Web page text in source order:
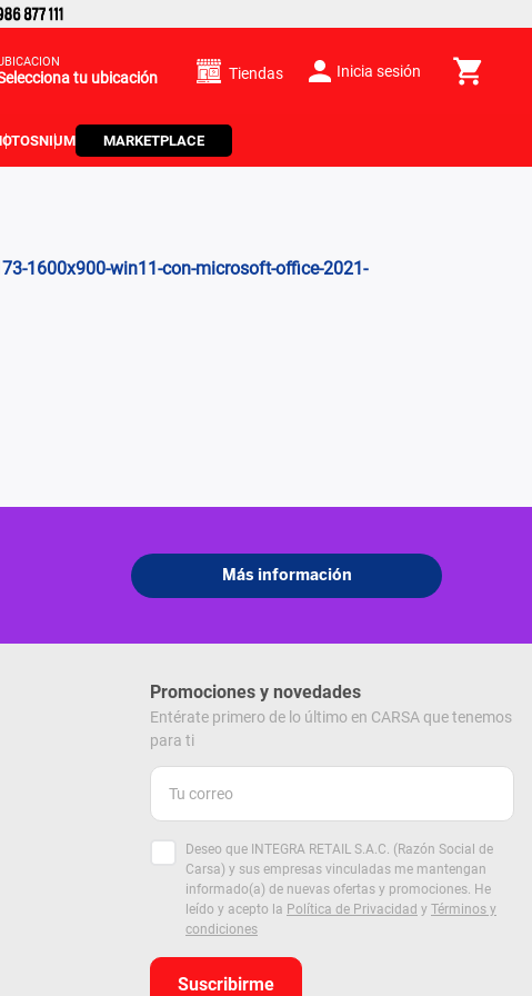
tu ubicación Tiendas Inicia sesión
NIUM MARKETPLACE
1600x900-win11-con-microsoft-office-2021-
Promociones y novedades
Entérate primero de lo último en CARSA que tenemos
para ti
Deseo que INTEGRA RETAIL S.A.C. (Razón Social de
Carsa) y sus empresas vinculadas me mantengan
informado(a) de nuevas ofertas y promociones. He
leído y acepto la Política de Privacidad y Términos y
condiciones
Suscribirme